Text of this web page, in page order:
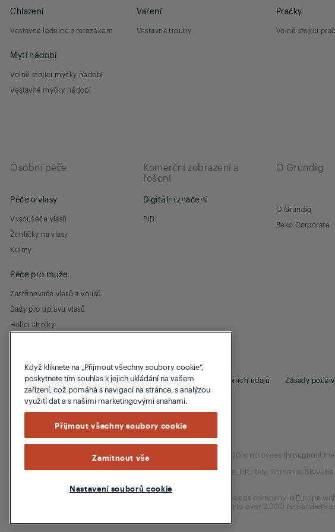
Chlazení
Vestavné lednice s mrazákem
Vaření
Vestavné trouby
Mytí nádobí
Volně stojící myčky nádobí
Vestavné myčky nádobí
Pračky
Volně stojící
Osobní péče
Péče o vlasy
Vysoušeče vlasů
Žehličky na vlasy
Kulmy
Péče pro muže
Zastřihovače vlasů a vousů
Sady pro úpravu vlasů
Holicí strojky
Komerční zobrazení a
řešení
Digitální značení
PID
O Grundig
O Grundig
Beko Corporate
© 2026 Grundig Záruční podmínky Zásady ochrany osobních údajů Zásady
Our parent company, Beko has 55,000 employees throughout
(i.e. Türkiye, UK, Italy, Romania,
Beko became the largest white goods company in Europe
are home to over 2,300 researchers
Když kliknete na „Přijmout všechny soubory cookie“,
poskytnete tím souhlas k jejich ukládání na vašem
zařízení, což pomáhá s navigací na stránce, s analýzou
využití dat a s našimi marketingovými snahami.
Přijmout všechny soubory cookie
Zamítnout vše
Nastavení souborů cookie